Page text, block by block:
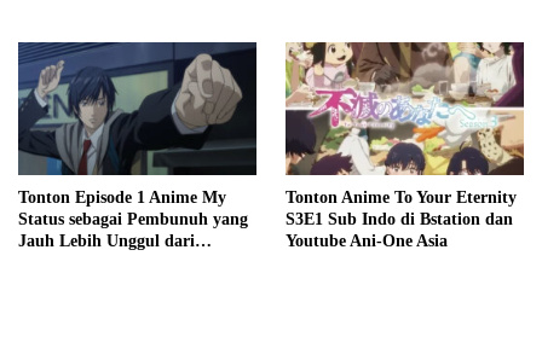
Tonton Episode 1 Anime My
Status sebagai Pembunuh yang
Jauh Lebih Unggul dari
Tonton Anime To Your Eternity
S3E1 Sub Indo di Bstation dan
Youtube Ani-One Asia